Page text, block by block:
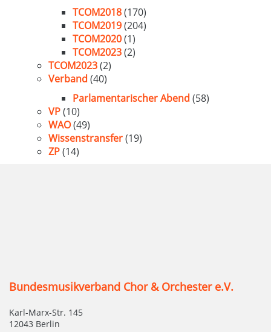
TCOM2018(170)
TCOM2019(204)
TCOM2020(1)
TCOM2023(2)
TCOM2023(2)
Verband (40)
Parlamentarischer Abend (58)
VP(10)
WAO(49)
Wissenstransfer(19)
ZP(14)
Bundesmusikverband Chor & Orchester e.V.
Karl-Marx-Str. 145
12043 Berlin